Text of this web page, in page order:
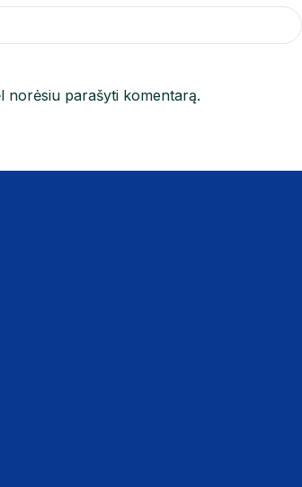
norėsiu parašyti komentarą.